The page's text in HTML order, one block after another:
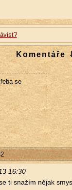
Komentáře
se
16:30
ti sna­žím nějak